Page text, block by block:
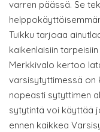
varren päässä. Se
Tuikku tarjoaa
kaikenlaisiin
Merkkivalo kertoo
varsisytyttimessä on
nopeasti sytyttimen
sytytintä voi käyttää
ennen kaikkea